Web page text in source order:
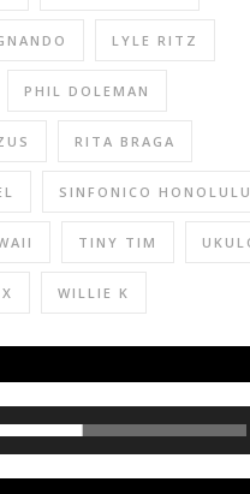
LYLE RITZ
PHIL DOLEMAN
RITA BRAGA
SINFONICO HONOLULU
TINY TIM
WILLIE K